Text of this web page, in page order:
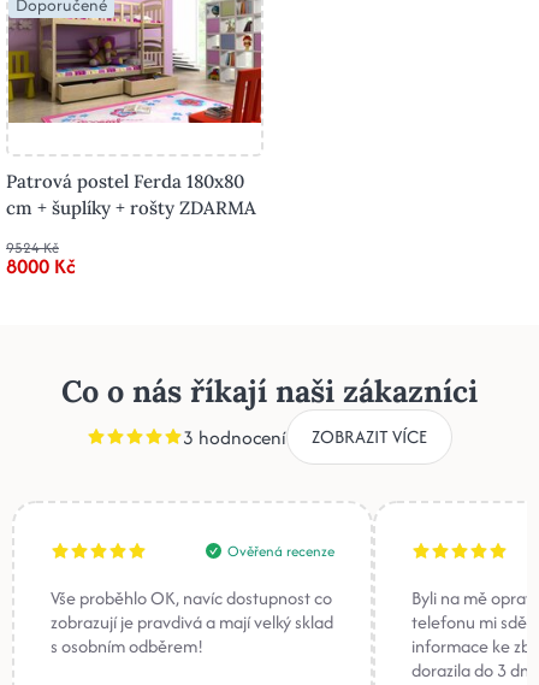
Doporučené
Patrová postel Ferda 180x80
cm + šuplíky + rošty ZDARMA
9524 Kč
8000 Kč
Co o nás říkají naši zákazníci
3 hodnocení ZOBRAZIT VÍCE
Ověřená recenze
Vše proběhlo OK, navíc dostupnost co
zobrazují je pravdivá a mají velký sklad
s osobním odběrem!
Byli na mě
telefonu mi
informace ke
dorazila do 3